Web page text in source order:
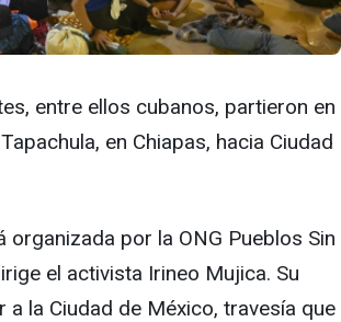
entre ellos cubanos, partieron en
en Chiapas, hacia Ciudad
organizada por la ONG Pueblos Sin
el activista Irineo Mujica. Su
a la Ciudad de México, travesía que